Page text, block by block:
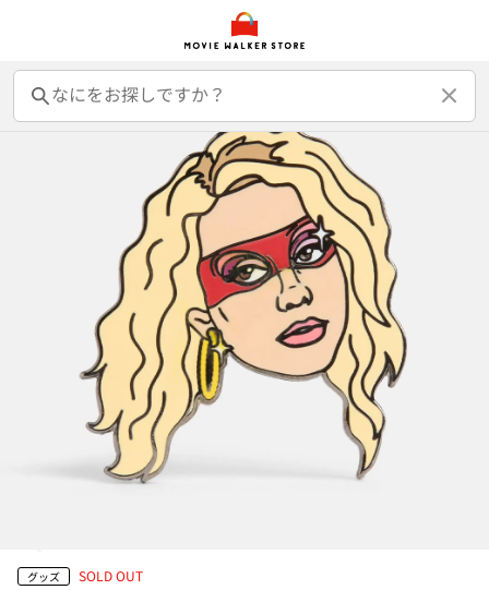
前売オンライン券 前売カード券 グッズ
グッズ SOLD OUT